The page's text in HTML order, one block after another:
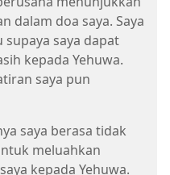
dalam doa saya. Saya
saya dapat
kepada Yehuwa.
saya pun
saya berasa tidak
meluahkan
kepada Yehuwa.